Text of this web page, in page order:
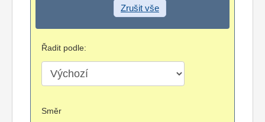
Zrušit vše
Řadit podle:
Směr